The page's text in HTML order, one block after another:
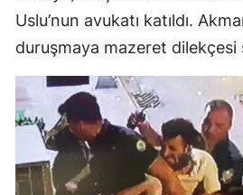
Uslu’nun avukatı katıldı.
duruşmaya mazeret dilekçesi